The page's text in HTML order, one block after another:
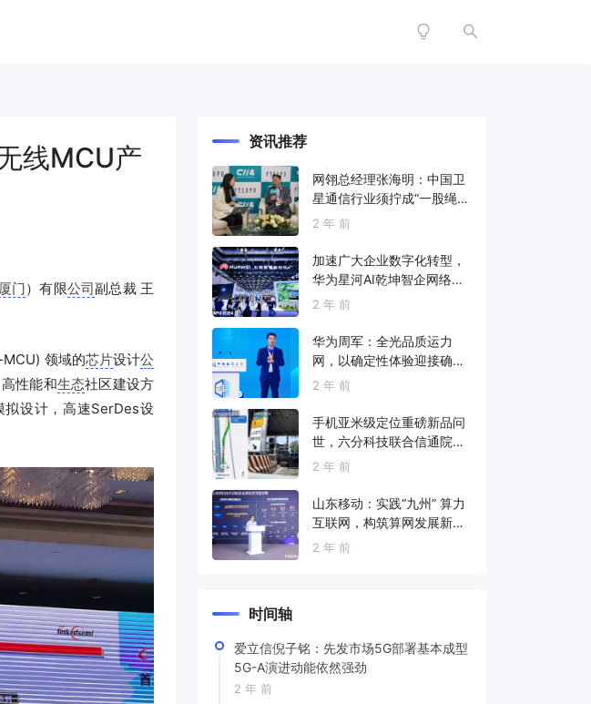
线MCU产
厦门）有限公司副总裁 王
领域的芯片设计公
性能和生态社区建设方
拟设计，高速SerDes设
资讯推荐
网翎总经理张海明：中国卫
星通信行业须拧成“一股绳”
共同打造垂直产业链
2 年 前
加速广大企业数字化转型，
华为星河AI乾坤智企网络解
决方案亮相2024中国国际信
2 年 前
华为周军：全光品质运力
网，以确定性体验迎接确定
性的智能时代
2 年 前
手机亚米级定位重磅新品问
世，六分科技联合信通院发
布免费服务
2 年 前
山东移动：实践“九州” 算力
互联网，构筑算网发展新底
座
2 年 前
时间轴
爱立信倪子铭：先发市场5G部署基本成型
5G-A演进动能依然强劲
2 年 前